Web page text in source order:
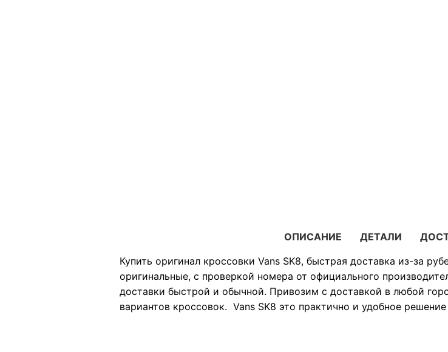
ОПИСАНИЕ ДЕТАЛИ
Купить оригинал кроссовки Vans SK8, быстрая доставка из-за
оригинальные, с проверкой номера от официального
доставки быстрой и обычной. Привозим с доставкой в любой
вариантов кроссовок. Vans SK8 это практично и удобное